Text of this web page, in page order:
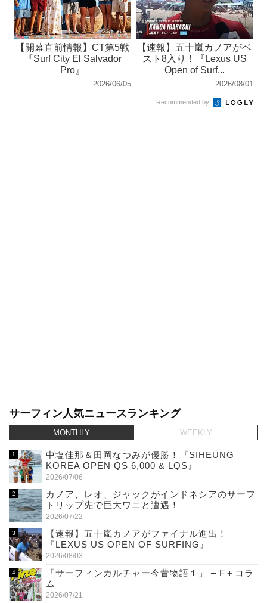
【開幕直前情報】CT第5戦
『Surf City El Salvador
Pro』
2026/06/05
【速報】五十嵐カノアがベ
スト8入り！『Lexus US
Open of Surf...
2026/08/01
Recommended by
サーフィン人気ニュースランキング
MONTHLY WEEKLY
中塩佳那＆田岡なつみが優勝！『SIHEUNG
KOREA OPEN QS 6,000 & LQS』
2026/07/06
カノア、レオ、ジャックがインドネシアのサーフ
トリップ先で巨大ワニと遭遇！
2026/07/22
【速報】五十嵐カノアがファイナル進出！
『LEXUS US OPEN OF SURFING』
2026/08/03
「サーフィンカルチャー今昔物語１」 – F＋コラ
ム
2026/07/21